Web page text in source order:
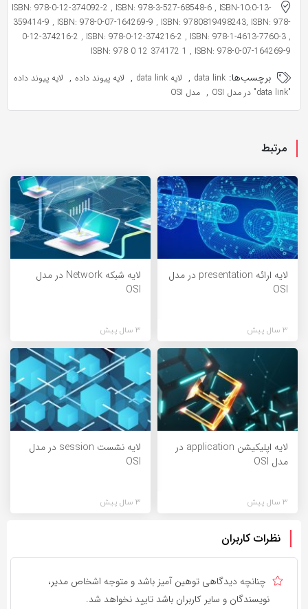
ISBN: 978-0-12-374092-2 , ISBN: 978-3-527-68548-6 , ISBN-10:0-13-
359414-9 , ISBN: 978-0-07-164269-9 , ISBN: 9780819498243, ISBN: 978-
0-12-374216-2 , ISBN: 978-0-12-374216-2 , ISBN: 978-1-4613-7760-3 ,
ISBN: 978 0 12 374172 1 , ISBN: 978-0-07-164269-9
برچسب‌ها: data link
, لایه data link , لایه پیوند داده , لایه پیوند داده
, مدل OSI
مرتبط
لایه ارائه presentation در مدل
لایه شبکه Network در مدل
لایه اپلیکیشن application در
مدل OSI
لایه نشست session در مدل
نظرات کاربران
چنانچه دیدگاهی توهین آمیز باشد و متوجه اشخاص مدیر،
نویسندگان و سایر کاربران باشد تایید نخواهد شد.